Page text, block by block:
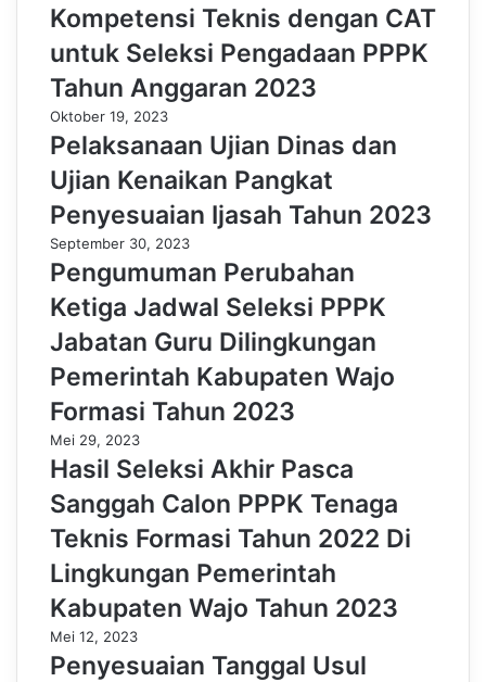
Kompetensi Teknis dengan CAT
untuk Seleksi Pengadaan PPPK
Tahun Anggaran 2023
Oktober 19, 2023
Pelaksanaan Ujian Dinas dan
Ujian Kenaikan Pangkat
Penyesuaian Ijasah Tahun 2023
September 30, 2023
Pengumuman Perubahan
Ketiga Jadwal Seleksi PPPK
Jabatan Guru Dilingkungan
Pemerintah Kabupaten Wajo
Formasi Tahun 2023
Mei 29, 2023
Hasil Seleksi Akhir Pasca
Sanggah Calon PPPK Tenaga
Teknis Formasi Tahun 2022 Di
Lingkungan Pemerintah
Kabupaten Wajo Tahun 2023
Mei 12, 2023
Penyesuaian Tanggal Usul